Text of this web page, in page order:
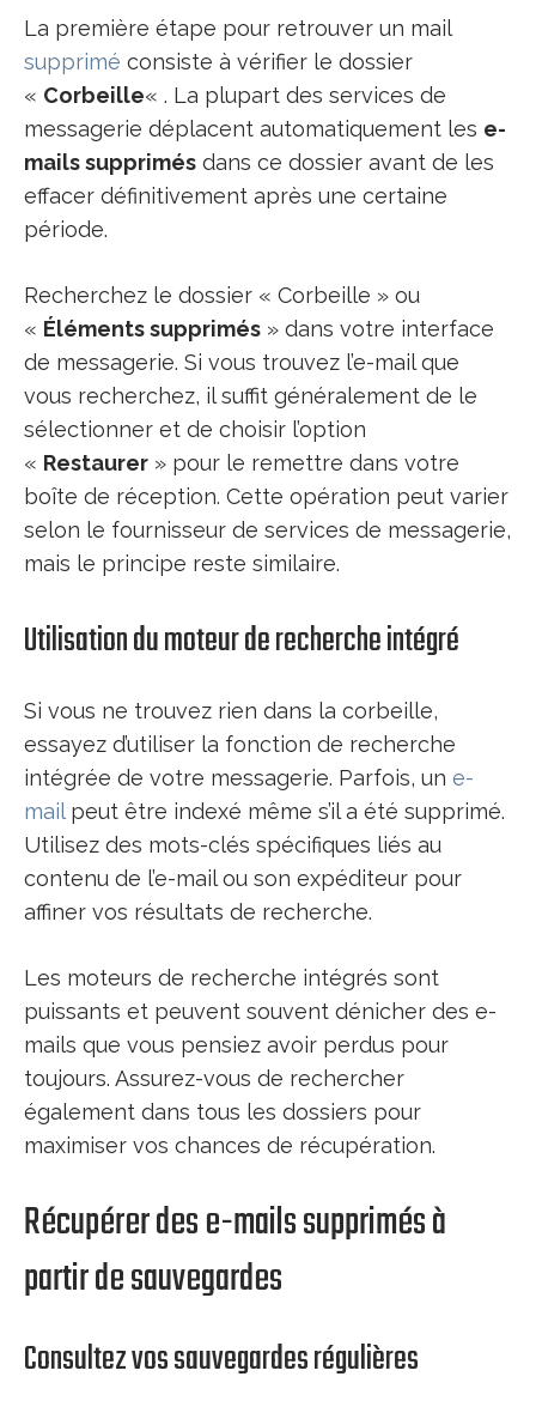
La première étape pour retrouver un mail
supprimé consiste à vérifier le dossier
« Corbeille« . La plupart des services de
messagerie déplacent automatiquement les e-
mails supprimés dans ce dossier avant de les
effacer définitivement après une certaine
période.
Recherchez le dossier « Corbeille » ou
« Éléments supprimés » dans votre interface
de messagerie. Si vous trouvez l’e-mail que
vous recherchez, il suffit généralement de le
sélectionner et de choisir l’option
« Restaurer » pour le remettre dans votre
boîte de réception. Cette opération peut varier
selon le fournisseur de services de messagerie,
mais le principe reste similaire.
Utilisation du moteur de recherche intégré
Si vous ne trouvez rien dans la corbeille,
essayez d’utiliser la fonction de recherche
intégrée de votre messagerie. Parfois, un e-
mailpeut être indexé même s’il a été supprimé.
Utilisez des mots-clés spécifiques liés au
contenu de l’e-mail ou son expéditeur pour
affiner vos résultats de recherche.
Les moteurs de recherche intégrés sont
puissants et peuvent souvent dénicher des e-
mails que vous pensiez avoir perdus pour
toujours. Assurez-vous de rechercher
également dans tous les dossiers pour
maximiser vos chances de récupération.
Récupérer des e-mails supprimés à
partir de sauvegardes
Consultez vos sauvegardes régulières